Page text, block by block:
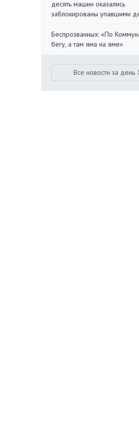
десять машин оказались
заблокированы упавшими
Беспрозванных: «По
бегу, а там яма на яме»
Все новости за день